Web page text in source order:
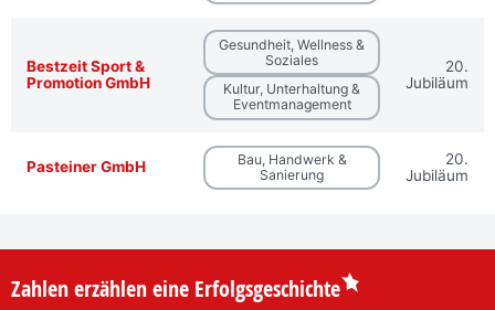
Bestzeit Sport &
Promotion GmbH
Gesundheit, Wellness &
Soziales
Kultur, Unterhaltung &
Eventmanagement
20.
Jubiläum
Pasteiner GmbH
Bau, Handwerk &
Sanierung
20.
Jubiläum
Zahlen erzählen eine Erfolgsgeschichte